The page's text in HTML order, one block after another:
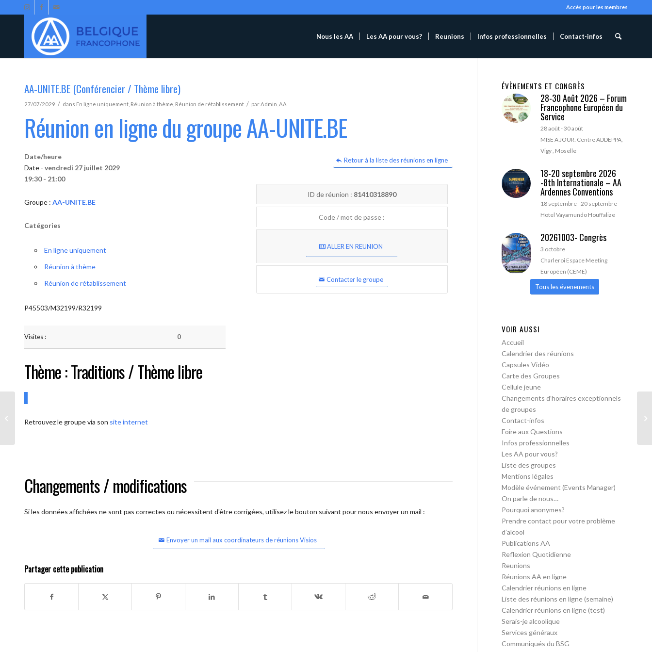
Accès pour les membres
Nous les AA Les AA pour vous? Reunions Infos professionnelles Contact-infos
AA-UNITE.BE (Conférencier / Thème libre)
27/07/2029 / dans En ligne uniquement Réunion à thème Réunion de rétablissement / parAdmin_AA
Réunion en ligne du groupe AA-UNITE.BE
Retour à la liste des réunions en ligne
Date/heure
Date - vendredi 27 juillet 2029
19:30 - 21:00
Groupe : AA-UNITE.BE
Catégories
En ligne uniquement
Réunion à thème
Réunion de rétablissement
P45503/M32199/R32199
Visites : 0
ID de réunion : 81410318890
Code / mot de passe :
ALLER EN REUNION
Contacter le groupe
Thème : Traditions / Thème libre
Retrouvez le groupe via son site internet
Changements / modifications
Si les données affichées ne sont pas correctes ou nécessitent d'être corrigées, utilisez le bouton suivant pour nous envoyer un mail :
Envoyer un mail aux coordinateurs de réunions Visios
Partager cette publication
ÉVÈNEMENTS ET CONGRÈS
28-30 Août 2026 – Forum
Francophone Européen du
Service
28 août-30 août
MISE A JOUR: Centre ADDEPPA,
Vigy , Moselle
18-20 septembre 2026
-8th Internationale – AA
Ardennes Conventions
18 septembre-20 septembre
Hotel Vayamundo Houffalize
20261003- Congrès
3 octobre
Charleroi Espace Meeting
Européen (CEME)
Tous les évenements
VOIR AUSSI
Accueil
Calendrier des réunions
Capsules Vidéo
Carte des Groupes
Cellule jeune
Changements d’horaires exceptionnels
de groupes
Contact-infos
Foire aux Questions
Infos professionnelles
Les AA pour vous?
Liste des groupes
Mentions légales
Modèle événement (Events Manager)
On parle de nous…
Pourquoi anonymes?
Prendre contact pour votre problème
d’alcool
Publications AA
Reflexion Quotidienne
Reunions
Réunions AA en ligne
Calendrier réunions en ligne
Liste des réunions en ligne (semaine)
Calendrier réunions en ligne (test)
Serais-je alcoolique
Services généraux
Communiqués du BSG
libre)